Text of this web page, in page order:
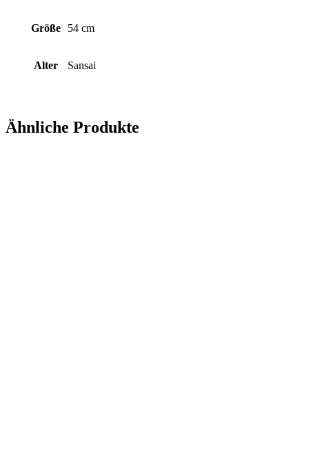
Größe 54 cm
Alter Sansai
Ähnliche Produkte